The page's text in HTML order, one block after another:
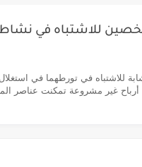
للاشتباه في
للاشتباه في تورطهما في
أرباح غير مشروعة تمكنت عناصر